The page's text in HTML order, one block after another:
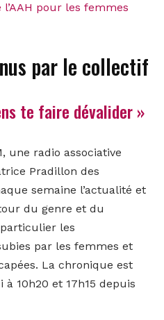
pour les femmes
par le collectif
te faire dévalider »
une radio associative
Pradillon des
semaine l’actualité et
du genre et du
les
par les femmes et
La chronique est
10h20 et 17h15 depuis